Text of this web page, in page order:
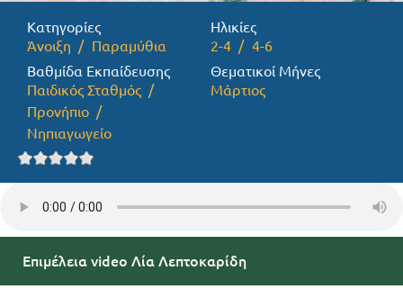
Προσφορές
Κατηγορίες
Άνοιξη
Παραμύθια
Ηλικίες
2-4
4-6
Βαθμίδα Εκπαίδευσης
Παιδικός Σταθμός
Προνήπιο
Νηπιαγωγείο
Θεματικοί Μήνες
Μάρτιος
Επιμέλεια video Λία Λεπτοκαρίδη